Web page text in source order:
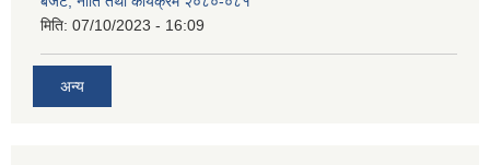
मिति: 07/10/2023 - 16:09
अन्य